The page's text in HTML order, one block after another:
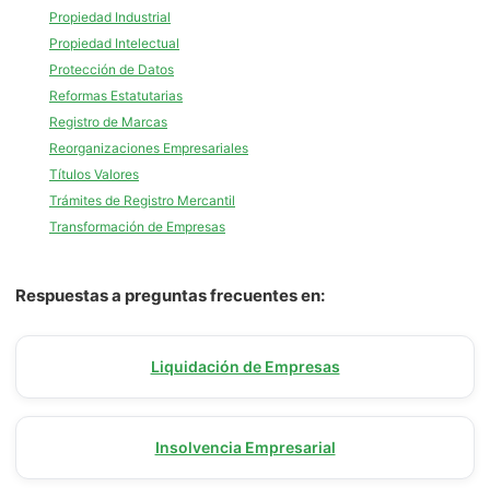
Propiedad Industrial
Propiedad Intelectual
Protección de Datos
Reformas Estatutarias
Registro de Marcas
Reorganizaciones Empresariales
Títulos Valores
Trámites de Registro Mercantil
Transformación de Empresas
Respuestas a preguntas frecuentes en:
Liquidación de Empresas
Insolvencia Empresarial